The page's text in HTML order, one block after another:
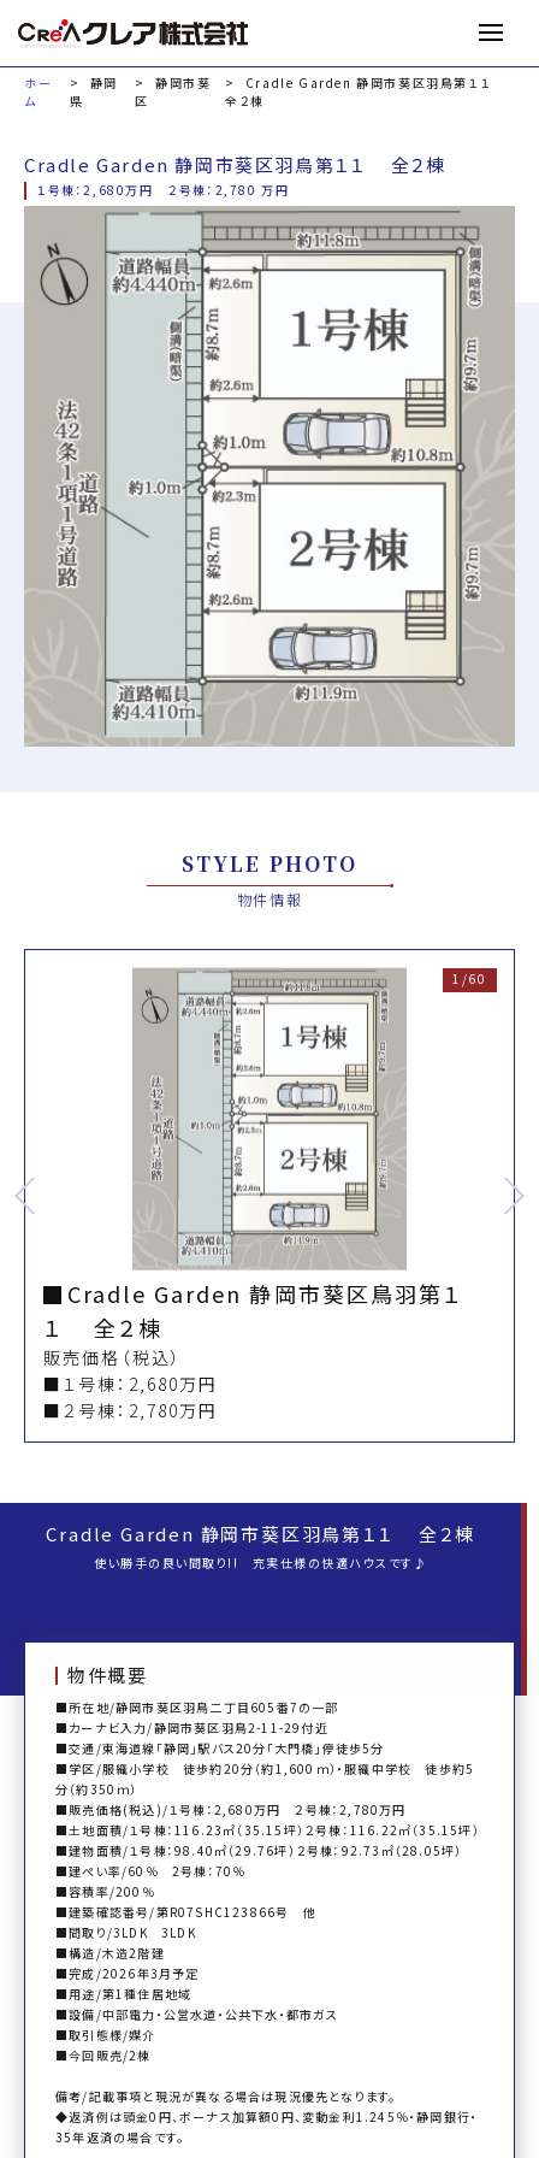
ホー
ム
静岡
県
静岡市葵
区
Cradle Garden 静岡市葵区羽鳥第１１
全２棟
Cradle Garden 静岡市葵区羽鳥第１１ 全２棟
１号棟：2,680万円 ２号棟：2,780 万円
STYLE PHOTO
物件情報
Cradle Garden 静岡市葵区鳥羽第１
１ 全２棟
販売価格（税込）
■１号棟：2,680万円
■２号棟：2,780万円
1/60
Cradle Garden 静岡市葵区羽鳥第１１ 全２棟
使い勝手の良い間取り!! 充実仕様の快適ハウスです♪
物件概要
■所在地/静岡市葵区羽鳥二丁目605番7の一部
■カーナビ入力/静岡市葵区羽鳥2-11-29付近
■交通/東海道線「静岡」駅バス20分「大門橋」停徒歩5分
■学区/服織小学校 徒歩約20分（約1,600ｍ）・服織中学校 徒歩約5
分（約350ｍ）
■販売価格(税込)/１号棟：2,680万円 ２号棟：2,780万円
■土地面積/１号棟：116.23㎡（35.15坪）２号棟：116.22㎡（35.15坪）
■建物面積/１号棟：98.40㎡（29.76坪）２号棟：92.73㎡（28.05坪）
■建ぺい率/60％ 2号棟：70％
■容積率/200％
■建築確認番号/第R07SHC123866号 他
■間取り/3LDK 3LDK
■構造/木造2階建
■完成/2026年3月予定
■用途/第1種住居地域
■設備/中部電力・公営水道・公共下水・都市ガス
■取引態様/媒介
■今回販売/2棟
備考/記載事項と現況が異なる場合は現況優先となります。
◆返済例は頭金0円、ボーナス加算額0円、変動金利1.245％・静岡銀行・
35年返済の場合です。